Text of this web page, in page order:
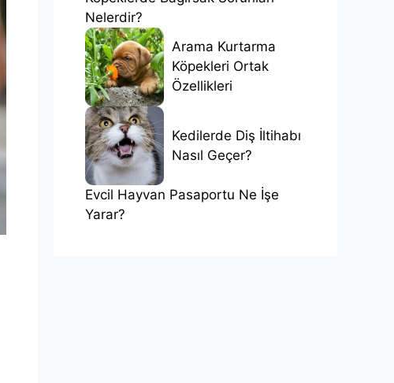
Nelerdir?
Arama Kurtarma
Köpekleri Ortak
Özellikleri
Kedilerde Diş İltihabı
Nasıl Geçer?
Evcil Hayvan Pasaportu Ne İşe
Yarar?